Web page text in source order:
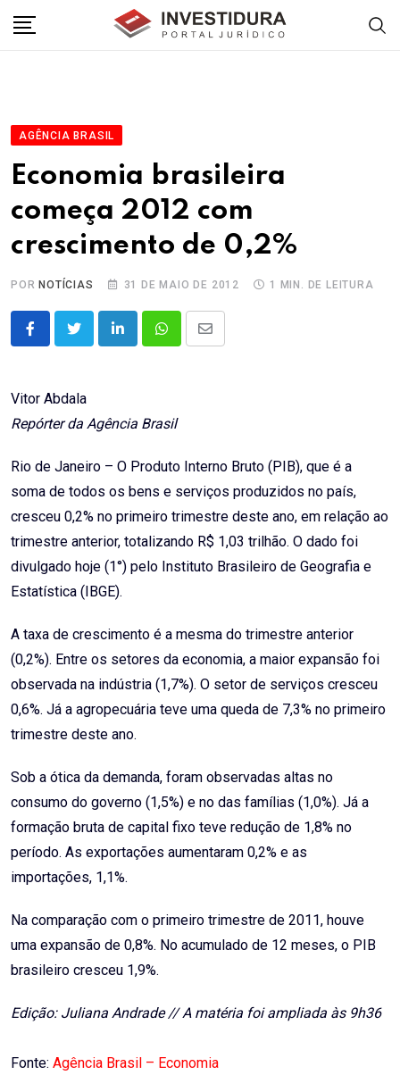
AGÊNCIA BRASIL
Economia brasileira
começa 2012 com
crescimento de 0,2%
POR NOTÍCIAS 31 DE MAIO DE 2012 1 MIN. DE LEITURA
LinkedInWhatsappShare
Vitor Abdala
Repórter da Agência Brasil
Rio de Janeiro – O Produto Interno Bruto (PIB), que é a
soma de todos os bens e serviços produzidos no país,
cresceu 0,2% no primeiro trimestre deste ano, em relação ao
trimestre anterior, totalizando R$ 1,03 trilhão. O dado foi
divulgado hoje (1°) pelo Instituto Brasileiro de Geografia e
Estatística (IBGE).
A taxa de crescimento é a mesma do trimestre anterior
(0,2%). Entre os setores da economia, a maior expansão foi
observada na indústria (1,7%). O setor de serviços cresceu
0,6%. Já a agropecuária teve uma queda de 7,3% no primeiro
trimestre deste ano.
Sob a ótica da demanda, foram observadas altas no
consumo do governo (1,5%) e no das famílias (1,0%). Já a
formação bruta de capital fixo teve redução de 1,8% no
período. As exportações aumentaram 0,2% e as
importações, 1,1%.
Na comparação com o primeiro trimestre de 2011, houve
uma expansão de 0,8%. No acumulado de 12 meses, o PIB
brasileiro cresceu 1,9%.
Edição: Juliana Andrade // A matéria foi ampliada às 9h36
Fonte: Agência Brasil – Economia